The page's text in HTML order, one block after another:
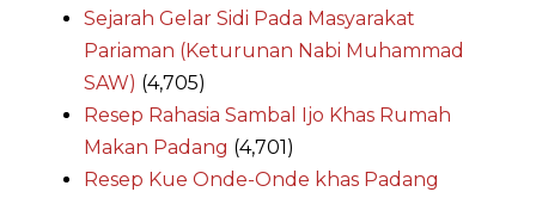
Sejarah Gelar Sidi Pada Masyarakat
Pariaman (Keturunan Nabi Muhammad
SAW) (4,705)
Resep Rahasia Sambal Ijo Khas Rumah
Makan Padang (4,701)
Resep Kue Onde-Onde khas Padang